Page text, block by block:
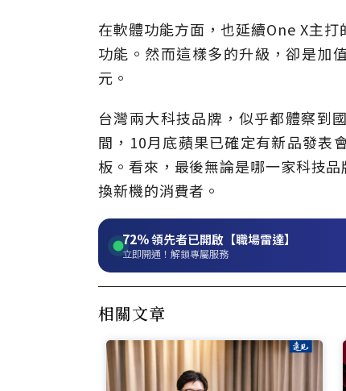
在軟體功能方面，也延續One X主
功能。然而這樣多的升級，卻是加
元。
台灣兩大科技品牌，似乎都體察到
間，10月底蘋果已確定有新品發表
板。看來，最後無論是哪一家科技
換新機的消費者。
72%領先者已開啟【職場雷達】
立即開通！解鎖專屬服務
相關文章